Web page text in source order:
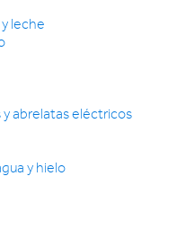
leche
y abrelatas eléctricos
y hielo